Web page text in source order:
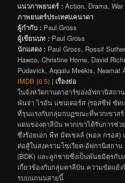
แนวภาพยนตร์ : Action, Drama, War
ภาพยนตร์ประเทศแคนาดา
ผู้กำกับ : Paul Gross
ผู้เขียนบท : Paul Gross
นักแสดง : Paul Gross, Rossif
Hawco, Christine Horne, David
Pudavick, Aqqalu Meekis, Neamat
IMDB (6.5) | เรื่องย่อ
ในจังหวัดกานดาฮาร์ของอัฟกานิสถ
พันจ่า ไรอัน แซนเดอร์ส (รอสซีฟ ซัท
ที่รุนแรงกับกลุ่มกบฏขณะที่พวกเขาสร้
แดนของตาลีบัน พวกเขาได้รับการช่ว
ซึ่งร้อยเอก พีท มิตเชลล์ (พอล กรอส)
ต่อสู้ในสงครามโซเวียต-อัฟกานิสถา
(BDK) และลูกชายซึ่งเป็นพันธมิตรกับ
เกี่ยวข้องกับกลุ่มตาลีบัน ความขัดแย้
รบบนถนนสายนี้